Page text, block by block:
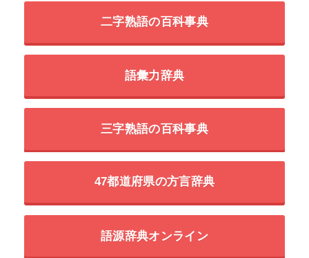
二字熟語の百科事典
語彙力辞典
三字熟語の百科事典
47都道府県の方言辞典
語源辞典オンライン